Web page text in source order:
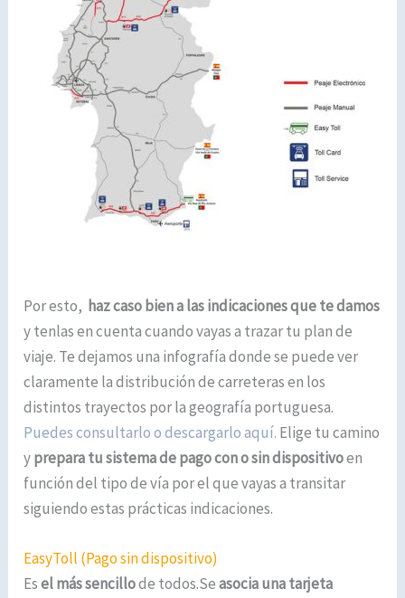
Por esto, haz caso bien a las indicaciones que te damos
y tenlas en cuenta cuando vayas a trazar tu plan de
viaje. Te dejamos una infografía donde se puede ver
claramente la distribución de carreteras en los
distintos trayectos por la geografía portuguesa.
Puedes consultarlo o descargarlo aquí. Elige tu camino
yprepara tu sistema de pago con o sin dispositivoen
función del tipo de vía por el que vayas a transitar
siguiendo estas prácticas indicaciones.
EasyToll (Pago sindispositivo)
Esel más sencillode todos.Seasocia una tarjeta